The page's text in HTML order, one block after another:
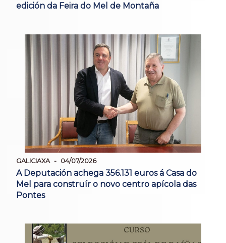
edición da Feira do Mel de Montaña
GALICIAXA 04/07/2026
A Deputación achega 356.131 euros á Casa do
Mel para construír o novo centro apícola das
Pontes